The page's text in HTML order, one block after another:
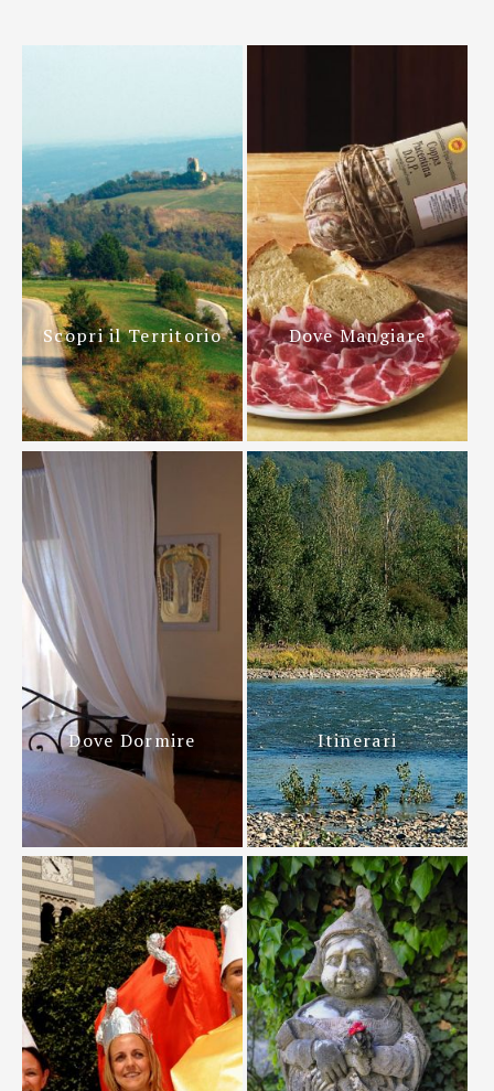
Scopri il Territorio Dove Mangiare
Dove Dormire Itinerari